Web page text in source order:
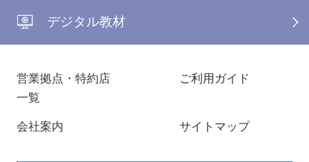
デジタル教材
営業拠点・特約店
一覧
ご利用ガイド
会社案内 サイトマップ